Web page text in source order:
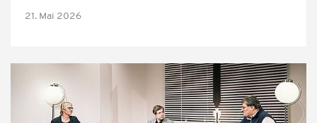
21. Mai 2026